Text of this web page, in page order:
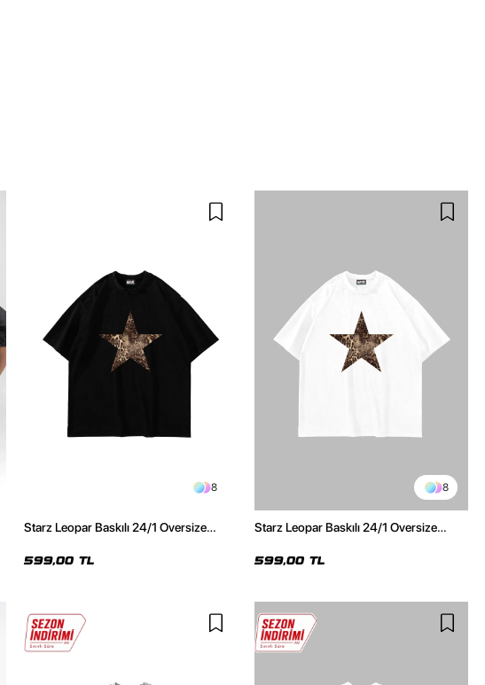
8
Starz Leopar Baskılı 24/1 Oversize
599,00 TL
8
Starz Leopar Baskılı 24/1 Oversize
599,00 TL